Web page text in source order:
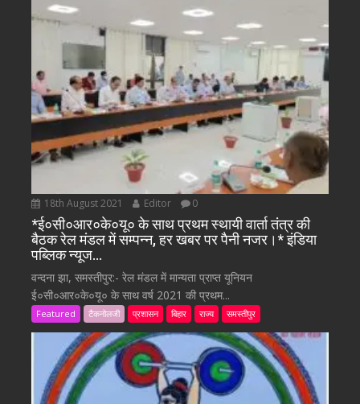
18th August 2021 Editor 0
*ई०सी०आर०के०यू० के साथ प्रथम स्थायी वार्ता तंत्र की
बैठक रेल मंडल में सम्पन्न, हर खबर पर पैनी नजर।* इंडिया
पब्लिक न्यूज…
वन्दना झा, समस्तीपुर:- रेल मंडल में मान्यता प्राप्त यूनियन
ई०सी०आर०के०यू० के साथ वर्ष 2021 की प्रथम...
Featured टैकनोलजी प्रशासन बिहार राज्य समस्तीपुर